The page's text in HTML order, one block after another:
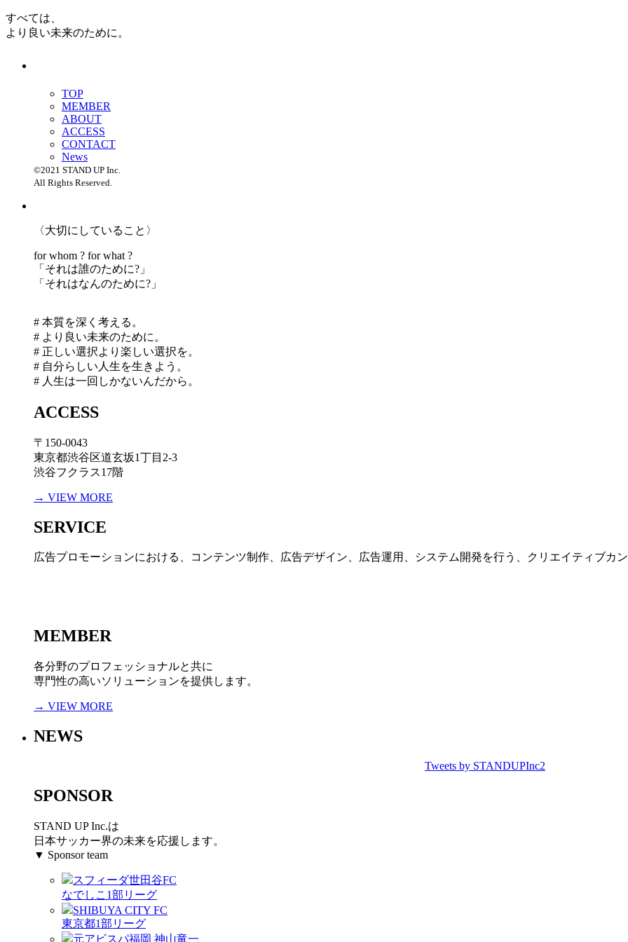
すべては、
より良い未来のために。
TOP
MEMBER
ABOUT
ACCESS
CONTACT
News
©2021 STAND UP Inc.
All Rights Reserved.
〈大切にしていること〉
for whom ? for what ?
「 それは誰のために?」
「 それはなんのために?」
# 本質を深く考える。
# より良い未来のために。
# 正しい選択より楽しい選択を。
# 自分らしい人生を生きよう。
# 人生は一回しかないんだから。
ACCESS
〒150-0043
東京都渋谷区道玄坂1丁目2-3
渋谷フクラス17階
→ VIEW MORE
SERVICE
広告プロモーションにおける、コンテンツ制作、広告デザイン、広告運用、システム開発を行う、 クリエイティブカ
MEMBER
各分野のプロフェッショナルと共に
専門性の高いソリューションを提供します。
→ VIEW MORE
NEWS
Tweets by STANDUPInc2
SPONSOR
STAND UP Inc.は
日本サッカー界の未来を応援します。
▼ Sponsor team
スフィーダ世田谷FC
なでしこ1部リーグ
SHIBUYA CITY FC
東京都1部リーグ
元アビスパ福岡 神山竜一